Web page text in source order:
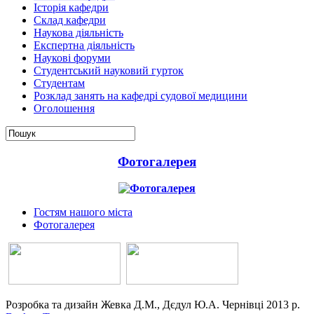
Історія кафедри
Склад кафедри
Наукова діяльність
Експертна діяльність
Наукові форуми
Студентський науковий гурток
Студентам
Розклад занять на кафедрі судової медицини
Оголошення
Фотогалерея
Гостям нашого міста
Фотогалерея
Розробка та дизайн Жевка Д.М., Дєдул Ю.А. Чернівці 2013 р.